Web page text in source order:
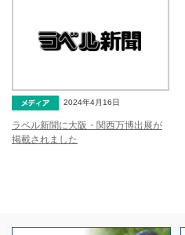
2024年4月16日
ラベル新聞に大阪・関西万博出展が
掲載されました